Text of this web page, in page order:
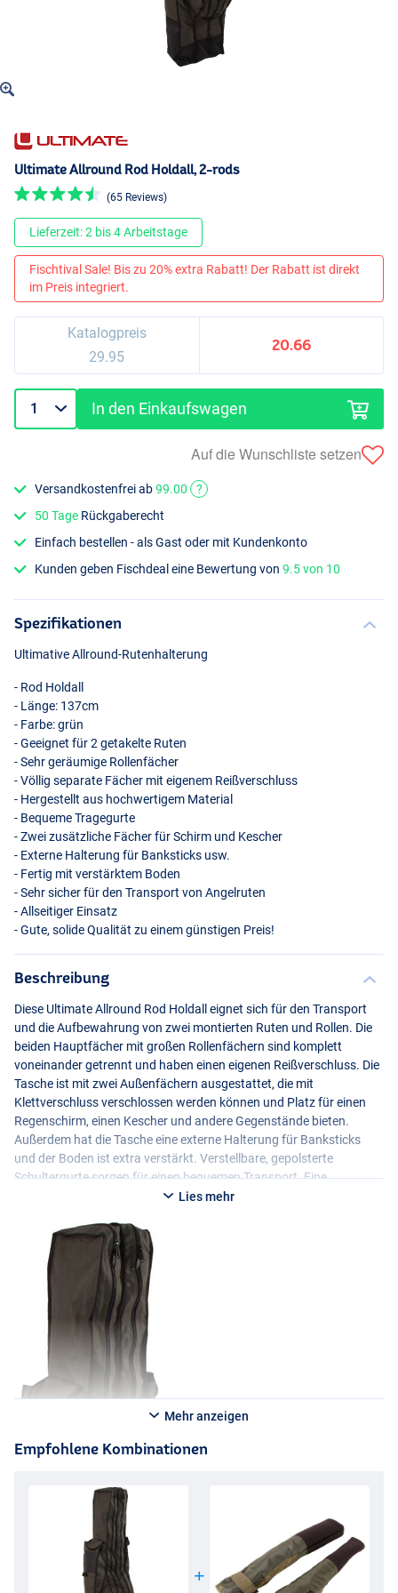
Ultimate Allround Rod Holdall, 2-rods
(65 Reviews)
Lieferzeit: 2 bis 4 Arbeitstage
Fischtival Sale! Bis zu 20% extra Rabatt! Der Rabatt ist direkt
im Preis integriert.
Katalogpreis
29.95
20.66
In den Einkaufswagen
Auf die Wunschliste setzen
Versandkostenfrei ab99.00
?
50 Tage Rückgaberecht
Einfach bestellen - als Gast oder mit Kundenkonto
Kunden geben Fischdeal eine Bewertung von9.5 von 10
Spezifikationen
Ultimative Allround-Rutenhalterung
- Rod Holdall
- Länge: 137cm
- Farbe: grün
- Geeignet für 2 getakelte Ruten
- Sehr geräumige Rollenfächer
- Völlig separate Fächer mit eigenem Reißverschluss
- Hergestellt aus hochwertigem Material
- Bequeme Tragegurte
- Zwei zusätzliche Fächer für Schirm und Kescher
- Externe Halterung für Banksticks usw.
- Fertig mit verstärktem Boden
- Sehr sicher für den Transport von Angelruten
- Allseitiger Einsatz
- Gute, solide Qualität zu einem günstigen Preis!
Beschreibung
Diese Ultimate Allround Rod Holdall eignet sich für den Transport
und die Aufbewahrung von zwei montierten Ruten und Rollen. Die
beiden Hauptfächer mit großen Rollenfächern sind komplett
voneinander getrennt und haben einen eigenen Reißverschluss. Die
Tasche ist mit zwei Außenfächern ausgestattet, die mit
Klettverschluss verschlossen werden können und Platz für einen
Regenschirm, einen Kescher und andere Gegenstände bieten.
Außerdem hat die Tasche eine externe Halterung für Banksticks
und der Boden ist extra verstärkt. Verstellbare, gepolsterte
Schultergurte sorgen für einen bequemen Transport. Eine
großartige Alternative für den Angler, der eine gute Allround-Tasche
Lies mehr
Mehr anzeigen
Empfohlene Kombinationen